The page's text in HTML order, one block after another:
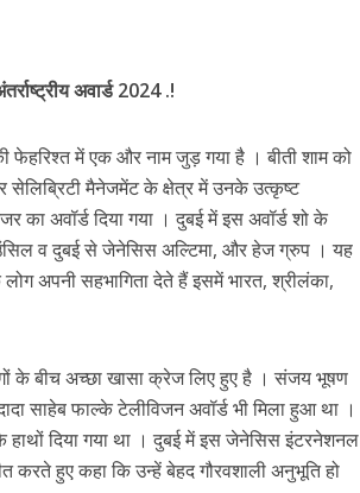
दर्शकों का मिल रहा भरपूर प्यार
अवार्ड 2024 .!
फेहरिश्त में एक और नाम जुड़ गया है । बीती शाम को
सेलिब्रिटी मैनेजमेंट के क्षेत्र में उनके उत्कृष्ट
अवॉर्ड दिया गया । दुबई में इस अवॉर्ड शो के
व दुबई से जेनेसिस अल्टिमा, और हेज ग्रुप । यह
अपनी सहभागिता देते हैं इसमें भारत, श्रीलंका,
के बीच अच्छा खासा क्रेज लिए हुए है । संजय भूषण
साहेब फाल्के टेलीविजन अवॉर्ड भी मिला हुआ था ।
हाथों दिया गया था । दुबई में इस जेनेसिस इंटरनेशनल
करते हुए कहा कि उन्हें बेहद गौरवशाली अनुभूति हो